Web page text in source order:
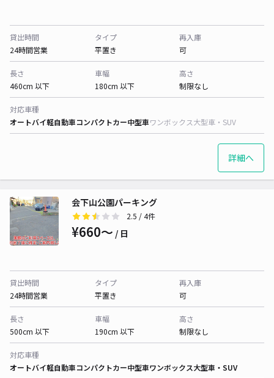
貸出時間
24時間営業
タイプ
平置き
再入庫
可
長さ
460cm 以下
車幅
180cm 以下
高さ
制限なし
対応車種
オートバイ軽自動車コンパクトカー中型車ワンボックス大型車・SUV
詳細へ
会下山公園パーキング
2.5 / 4件
¥660〜 / 日
貸出時間
24時間営業
タイプ
平置き
再入庫
可
長さ
500cm 以下
車幅
190cm 以下
高さ
制限なし
対応車種
オートバイ軽自動車コンパクトカー中型車ワンボックス大型車・SUV